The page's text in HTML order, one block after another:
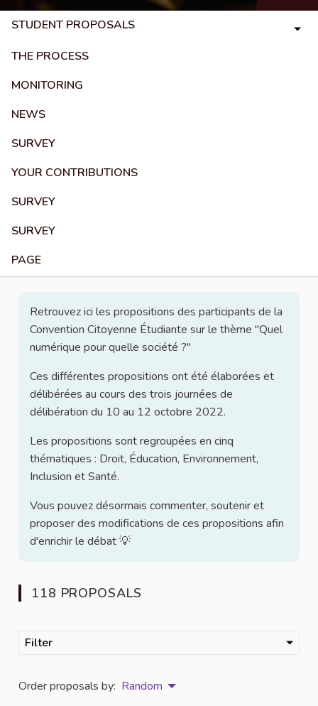
STUDENT PROPOSALS
THE PROCESS
MONITORING
NEWS
SURVEY
YOUR CONTRIBUTIONS
SURVEY
SURVEY
PAGE
Retrouvez ici les propositions des participants de la
Convention Citoyenne Étudiante sur le thème "Quel
numérique pour quelle société ?"
Ces différentes propositions ont été élaborées et
délibérées au cours des trois journées de
délibération du 10 au 12 octobre 2022.
Les propositions sont regroupées en cinq
thématiques : Droit, Éducation, Environnement,
Inclusion et Santé.
Vous pouvez désormais commenter, soutenir et
proposer des modifications de ces propositions afin
d'enrichir le débat 💡
118 PROPOSALS
Filter
Order proposals by: Random